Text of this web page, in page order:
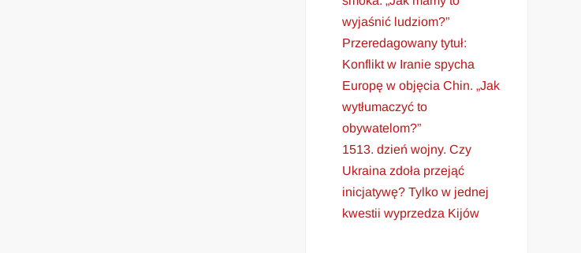
wyjaśnić ludziom?”
Przeredagowany tytuł:
Konflikt w Iranie spycha
Europę w objęcia Chin. „Jak
wytłumaczyć to
obywatelom?”
1513. dzień wojny. Czy
Ukraina zdoła przejąć
inicjatywę? Tylko w jednej
kwestii wyprzedza Kijów